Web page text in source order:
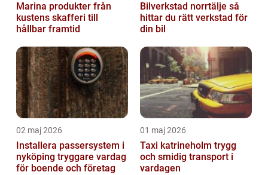
Marina produkter från
kustens skafferi till
hållbar framtid
Bilverkstad norrtälje så
hittar du rätt verkstad för
din bil
02 maj 2026
Installera passersystem i
nyköping tryggare vardag
för boende och företag
01 maj 2026
Taxi katrineholm trygg
och smidig transport i
vardagen